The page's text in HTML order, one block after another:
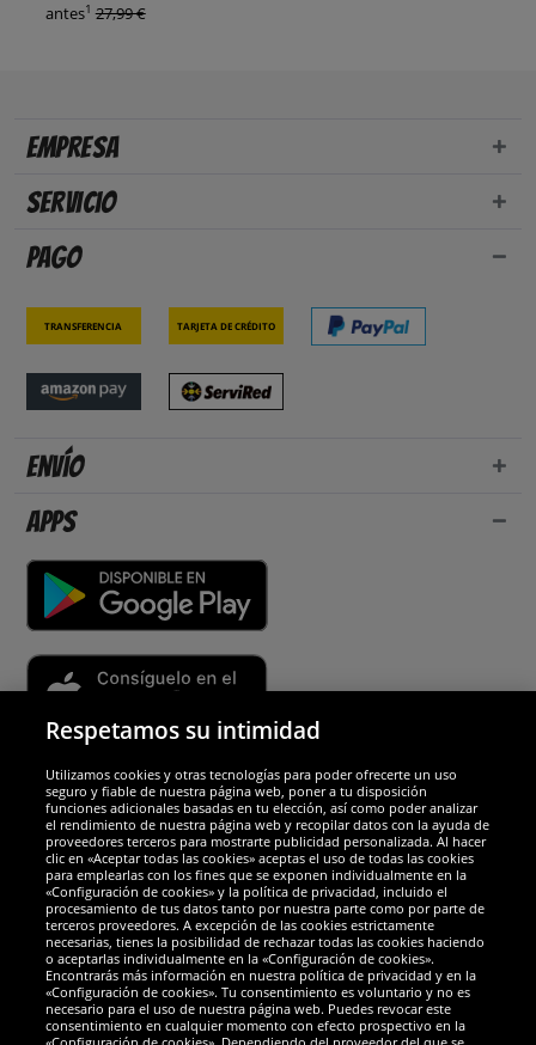
antes1 27,99 €
Empresa
Servicio
Pago
Transferencia Tarjeta de crédito
Envío
Apps
Socios y seguridad
Galardones
Respetamos su intimidad
Utilizamos cookies y otras tecnologías para poder ofrecerte un uso
seguro y fiable de nuestra página web, poner a tu disposición
funciones adicionales basadas en tu elección, así como poder analizar
el rendimiento de nuestra página web y recopilar datos con la ayuda de
proveedores terceros para mostrarte publicidad personalizada. Al hacer
clic en «Aceptar todas las cookies» aceptas el uso de todas las cookies
para emplearlas con los fines que se exponen individualmente en la
«Configuración de cookies» y la política de privacidad, incluido el
procesamiento de tus datos tanto por nuestra parte como por parte de
terceros proveedores. A excepción de las cookies estrictamente
necesarias, tienes la posibilidad de rechazar todas las cookies haciendo
o aceptarlas individualmente en la «Configuración de cookies».
Encontrarás más información en nuestra política de privacidad y en la
«Configuración de cookies». Tu consentimiento es voluntario y no es
necesario para el uso de nuestra página web. Puedes revocar este
consentimiento en cualquier momento con efecto prospectivo en la